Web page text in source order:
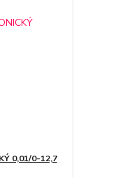
0,01/0-12,7